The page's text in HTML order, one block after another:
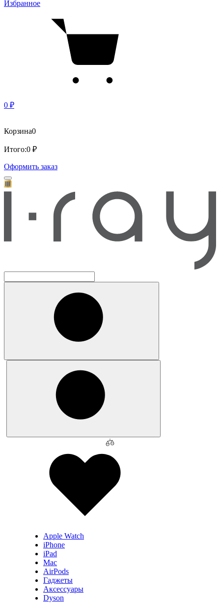
Избранное
0 ₽
Корзина0
Итого:0 ₽
Оформить заказ
Apple Watch
iPhone
iPad
Mac
AirPods
Гаджеты
Аксессуары
Dyson